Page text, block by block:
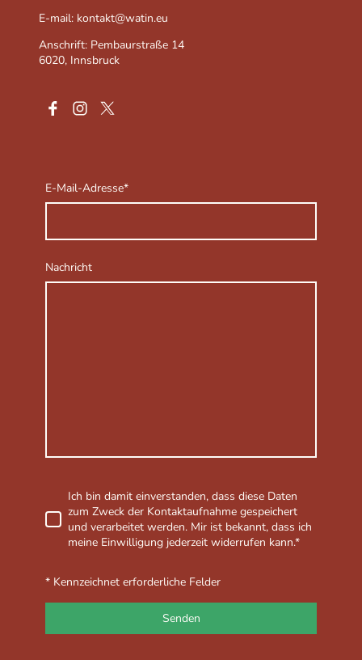
E-mail: kontakt@watin.eu
Anschrift: Pembaurstraße 14
6020, Innsbruck
E-Mail-Adresse*
Nachricht
Ich bin damit einverstanden, dass diese Daten
zum Zweck der Kontaktaufnahme gespeichert
und verarbeitet werden. Mir ist bekannt, dass ich
meine Einwilligung jederzeit widerrufen kann.*
* Kennzeichnet erforderliche Felder
Senden